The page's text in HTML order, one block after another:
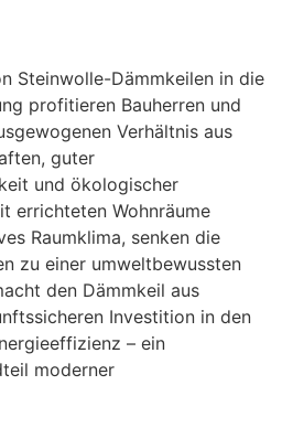
Steinwolle-Dämmkeilen in die
profitieren Bauherren und
Verhältnis aus
guter
und ökologischer
errichteten Wohnräume
Raumklima, senken die
zu einer umweltbewussten
den Dämmkeil aus
Investition in den
– ein
moderner